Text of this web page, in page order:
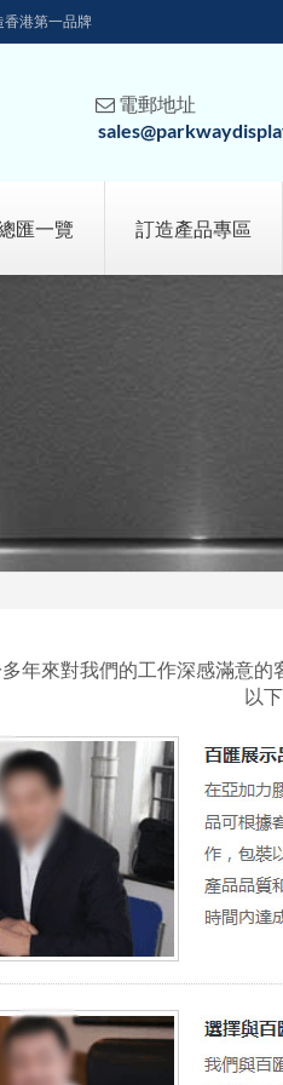
港第一品牌
 電郵地址
匯一覽 訂造產品專區
年來對我們的工作深感滿意
以